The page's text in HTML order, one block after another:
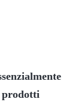
prodotti